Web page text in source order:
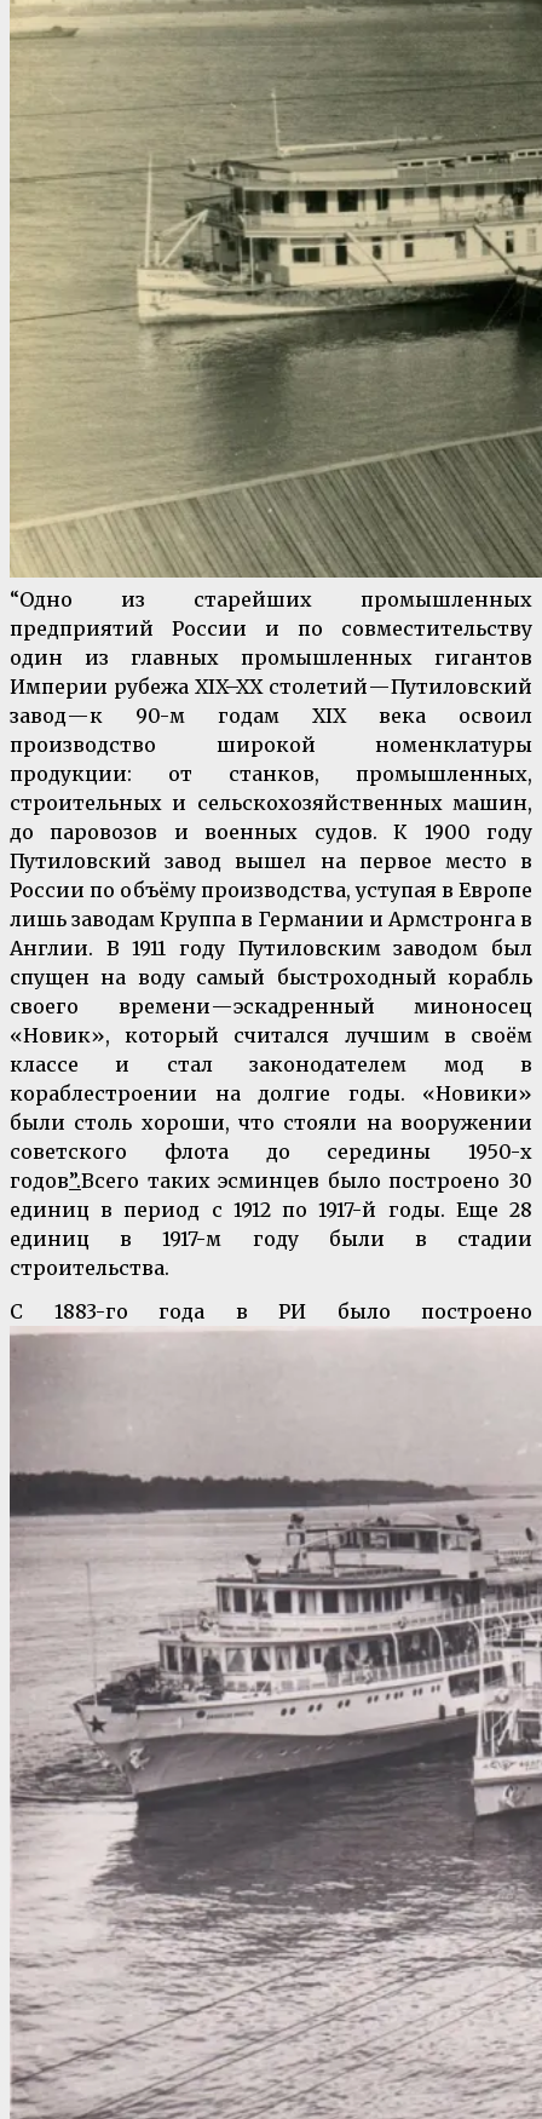
“Одно из старейших промышленных
предприятий России и по совместительству
один из главных промышленных гигантов
Империи рубежа XIX–XX столетий — Путиловский
завод — к 90-м годам XIX века освоил
производство широкой номенклатуры
продукции: от станков, промышленных,
строительных и сельскохозяйственных машин,
до паровозов и военных судов. К 1900 году
Путиловский завод вышел на первое место в
России по объёму производства, уступая в Европе
лишь заводам Круппа в Германии и Армстронга в
Англии. В 1911 году Путиловским заводом был
спущен на воду самый быстроходный корабль
своего времени — эскадренный миноносец
«Новик», который считался лучшим в своём
классе и стал законодателем мод в
кораблестроении на долгие годы. «Новики»
были столь хороши, что стояли на вооружении
советского флота до середины 1950-х
годов”.Всего таких эсминцев было построено 30
единиц в период с 1912 по 1917-й годы. Еще 28
единиц в 1917-м году были в стадии
строительства.
С 1883-го года в РИ было построено